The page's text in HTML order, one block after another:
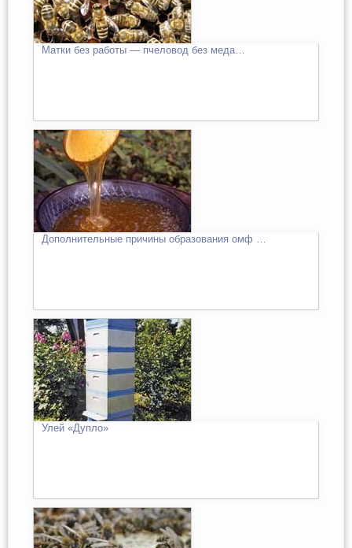
Матки без работы — пчеловод без меда…
Дополнительные причины образования омф …
Улей «Дупло»